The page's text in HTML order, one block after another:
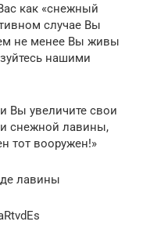
как «снежный
случае Вы
не менее Вы живы
нашими
Вы увеличите свои
снежной лавины,
тот вооружен!»
лавины